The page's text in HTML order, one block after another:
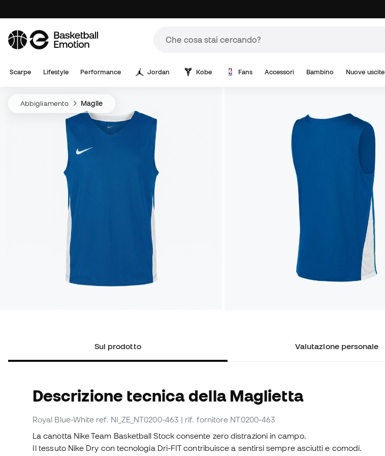
Scarpe Lifestyle Performance Jordan Kobe Fans Accessori Bambino Nuove uscite
Abbigliamento Maglie
Sul prodotto Valutazione personale
Descrizione tecnica della Maglietta
Royal Blue-White ref. NI_ZE_NT0200-463 | rif. fornitore NT0200-463
La canotta Nike Team Basketball Stock consente zero distrazioni in campo.
Il tessuto Nike Dry con tecnologia Dri-FIT contribuisce a sentirsi sempre asciutti e comodi.